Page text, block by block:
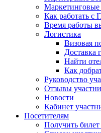
Как работать с
Время работы
Логистика
Визовая
Доставка
Найти
Как
Руководство
Отзывы
Новости
Кабинет
Посетителям
Получить